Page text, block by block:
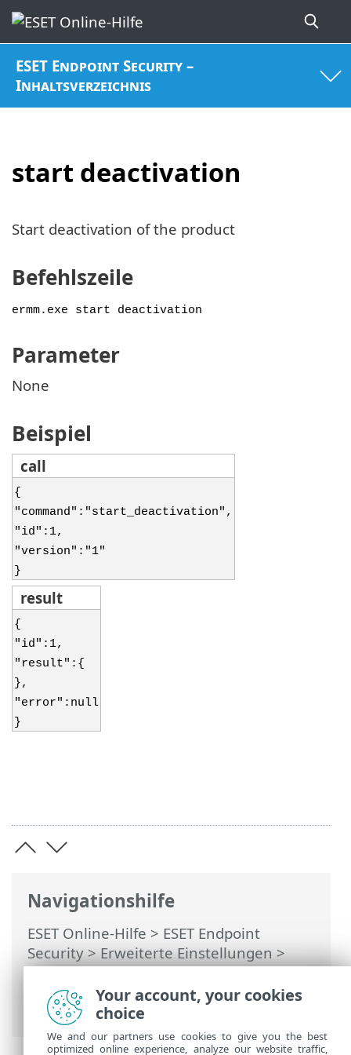
ESET Endpoint Security –
Inhaltsverzeichnis
start deactivation
Navigationshilfe
ESET Online-Hilfe > ESET Endpoint
Security>Erweiterte Einstellungen>
Remoteüberwachung und -Verwaltung>
Liste der ERMM JSON-Befehle>
Deaktivierung starten
Start deactivation of the product
Befehlszeile
ermm.exe start deactivation
Parameter
None
Beispiel
call
{
"command":"start_deactivation",
"id":1,
"version":"1"
}
result
{
"id":1,
"result":{
},
"error":null
}
Your account, your cookies
choice
We and our partners use cookies to give you the best
optimized online experience, analyze our website traffic,